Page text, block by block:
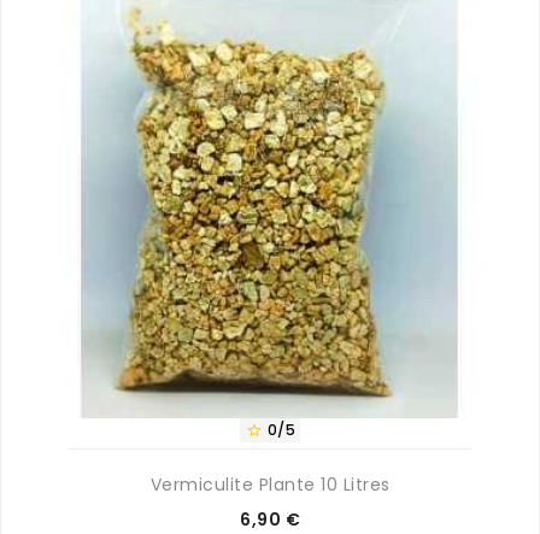
 0/5
Vermiculite Plante 10 Litres
Prix
6,90 €